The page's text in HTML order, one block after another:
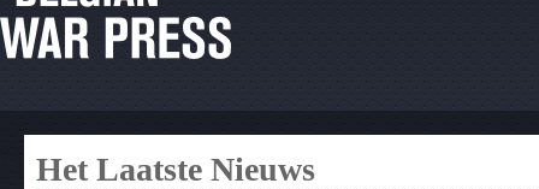
Het Laatste Nieuws